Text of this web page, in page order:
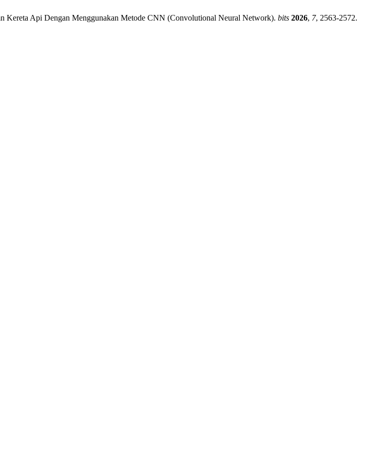
Kereta Api Dengan Menggunakan Metode CNN (Convolutional Neural Network). bits 2026, 7, 2563-2572.